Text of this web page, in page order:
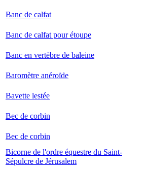
Banc de calfat
Banc de calfat pour étoupe
Banc en vertèbre de baleine
Baromètre anéroïde
Bavette lestée
Bec de corbin
Bec de corbin
Bicorne de l'ordre équestre du Saint-
Sépulcre de Jérusalem